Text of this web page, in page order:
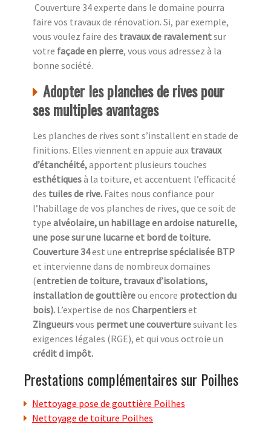
Couverture 34 experte dans le domaine pourra
faire vos travaux de rénovation. Si, par exemple,
vous voulez faire des travaux de ravalementsur
votre façade en pierre, vous vous adressez à la
bonne société.
Adopter les planches de rives pour
ses multiples avantages
Les planches de rives sont s’installent en stade de
finitions. Elles viennent en appuie aux travaux
d’étanchéité,apportent plusieurs touches
esthétiquesà la toiture, et accentuent l’efficacité
des tuiles de rive. Faites nous confiance pour
l’habillage de vos planches de rives, que ce soit de
type alvéolaire, un habillage en ardoise naturelle,
une pose sur une lucarne et bord de toiture.
Couverture 34est une entreprise spécialisée BTP
et intervienne dans de nombreux domaines
(entretien de toiture, travaux d’isolations,
installation de gouttièreou encore protection du
bois). L’expertise de nos Charpentierset
Zingueursvous permet une couverturesuivant les
exigences légales (RGE), et qui vous octroie un
crédit d impôt.
Prestations complémentaires sur Poilhes
Nettoyage pose de gouttière Poilhes
Nettoyage de toiture Poilhes